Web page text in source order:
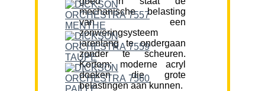
mechanische belasting
van een
zonweringsysteem
jarenlang te ondergaan
zonder te scheuren.
Kortom; moderne acryl
doeken die grote
belastingen aan kunnen.